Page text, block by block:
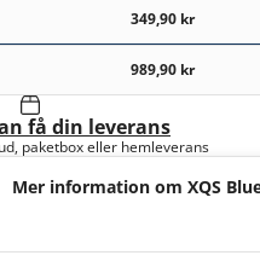
349,90 kr
989,90 kr
få din leverans
paketbox eller hemleverans
Mer information om XQS